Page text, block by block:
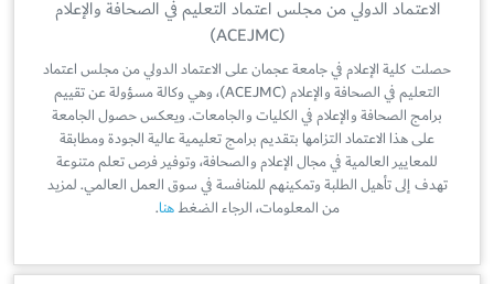
الاعتماد الدولي من مجلس اعتماد التعليم في الصحافة والإعلام
(ACEJMC)
حصلت كلية الإعلام في جامعة عجمان على الاعتماد الدولي من مجلس اعتماد
التعليم في الصحافة والإعلام (ACEJMC)، وهي وكالة مسؤولة عن تقييم
برامج الصحافة والإعلام في الكليات والجامعات. ويعكس حصول الجامعة
على هذا الاعتماد التزامها بتقديم برامج تعليمية عالية الجودة ومطابقة
للمعايير العالمية في مجال الإعلام والصحافة، وتوفير فرص تعلم متنوعة
تهدف إلى تأهيل الطلبة وتمكينهم للمنافسة في سوق العمل العالمي. لمزيد
من المعلومات، الرجاء الضغطهنا.